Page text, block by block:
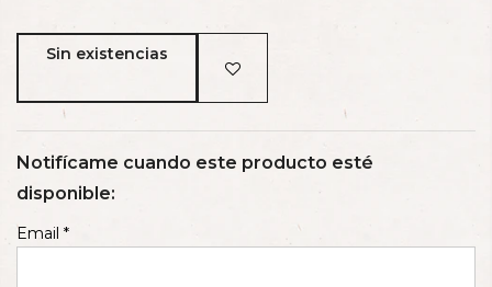
Sin existencias
Notifícame cuando este producto esté
disponible:
Email *